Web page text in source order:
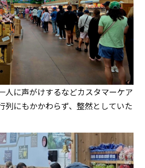
人に声がけするなどカスタマーケア
列にもかかわらず、整然としていた